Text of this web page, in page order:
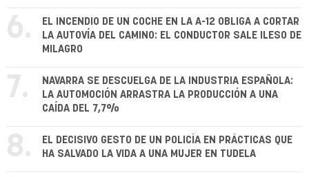
6.
EL INCENDIO DE UN COCHE EN LA A-12 OBLIGA A CORTAR
LA AUTOVÍA DEL CAMINO: EL CONDUCTOR SALE ILESO DE
MILAGRO
7.
NAVARRA SE DESCUELGA DE LA INDUSTRIA ESPAÑOLA:
LA AUTOMOCIÓN ARRASTRA LA PRODUCCIÓN A UNA
CAÍDA DEL 7,7%
8.
EL DECISIVO GESTO DE UN POLICÍA EN PRÁCTICAS QUE
HA SALVADO LA VIDA A UNA MUJER EN TUDELA